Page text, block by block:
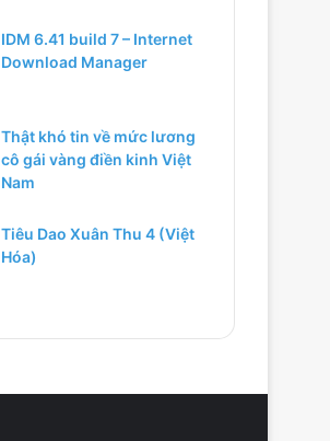
IDM 6.41 build 7 – Internet
Download Manager
Thật khó tin về mức lương
cô gái vàng điền kinh Việt
Nam
Tiêu Dao Xuân Thu 4 (Việt
Hóa)